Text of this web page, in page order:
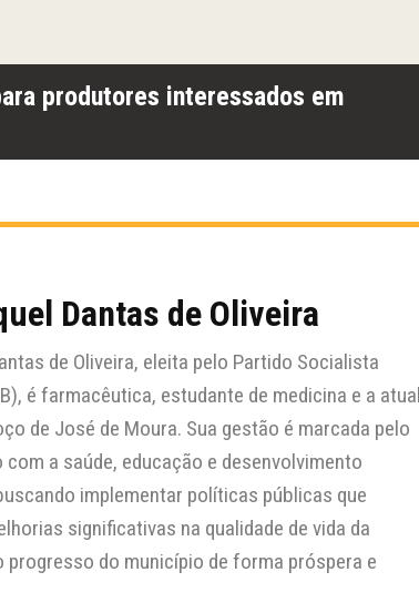
produtores interessados em
Dantas de Oliveira
de Oliveira, eleita pelo Partido Socialista
é farmacêutica, estudante de medicina e a
de José de Moura. Sua gestão é marcada pelo
a saúde, educação e desenvolvimento
implementar políticas públicas que
significativas na qualidade de vida da
progresso do município de forma próspera e